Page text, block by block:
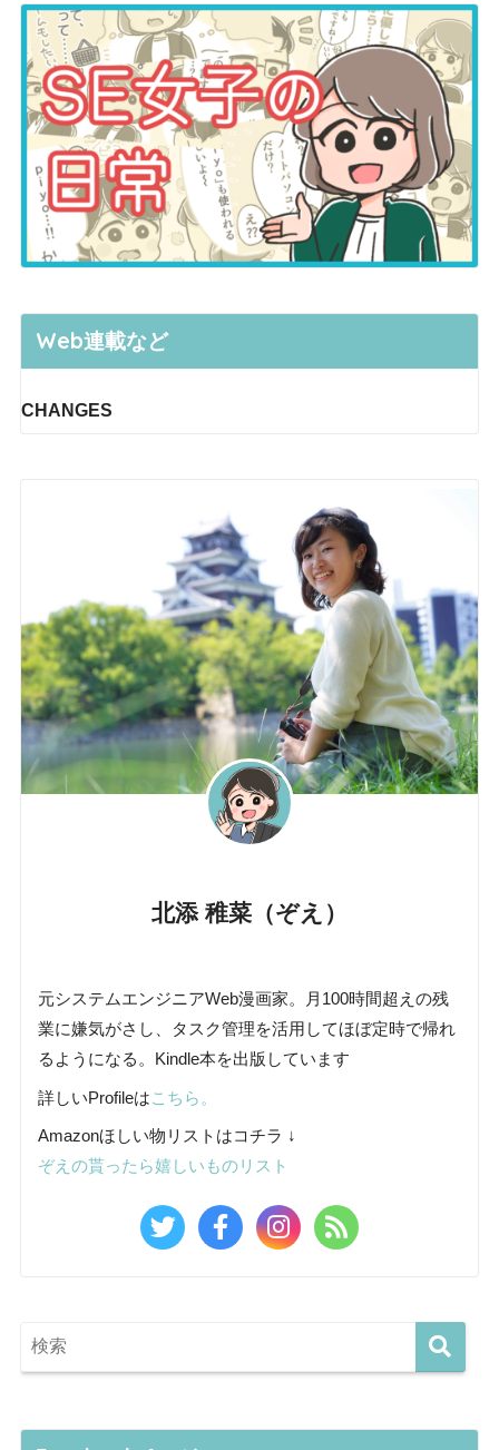
Web連載など
CHANGES
北添 稚菜（ぞえ）
元システムエンジニアWeb漫画家。月100時間超えの残
業に嫌気がさし、タスク管理を活用してほぼ定時で帰れ
るようになる。Kindle本を出版しています
詳しいProfileはこちら。
Amazonほしい物リストはコチラ ↓
ぞえの貰ったら嬉しいものリスト